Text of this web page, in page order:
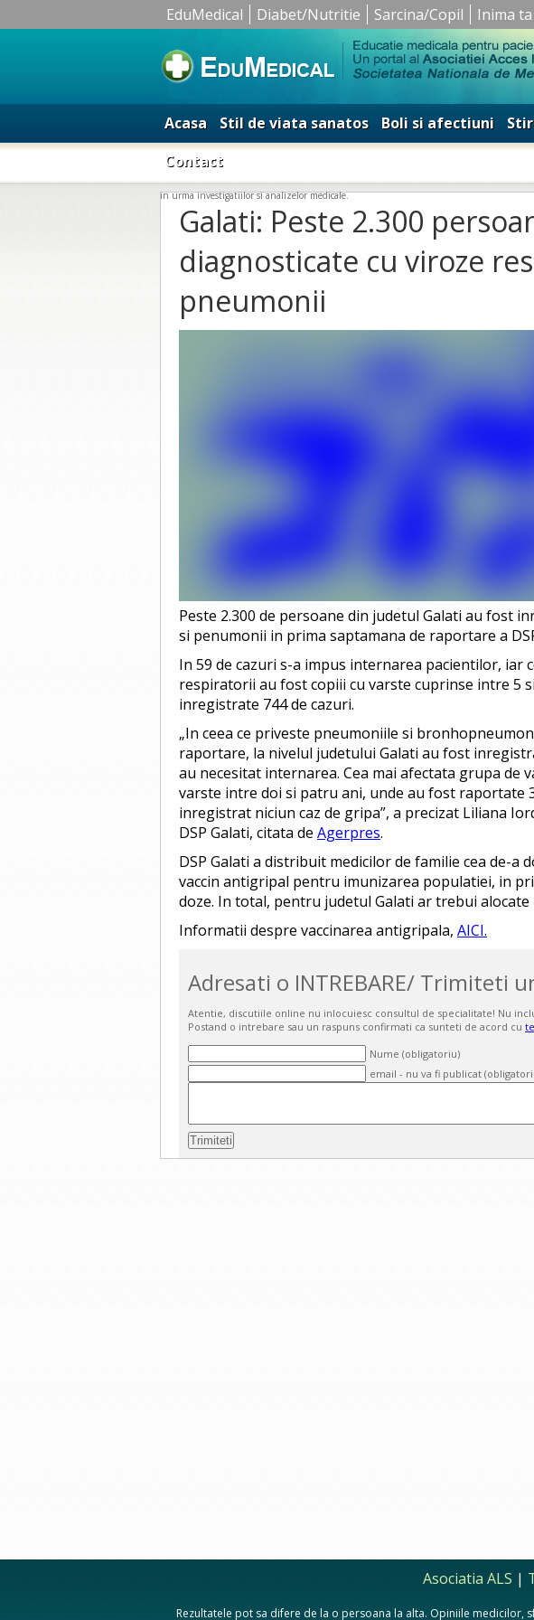
EduMedical Diabet/Nutritie Sarcina/Copil Inima ta
Acasa Stil de viata sanatos Boli si afectiuni
Contact
in urma investigatiilor si analizelor medicale.
Galati: Peste 2.300
diagnosticate cu viroze
pneumonii
Peste 2.300 de persoane din judetul Galati au fost
si penumonii in prima saptamana de raportare a
In 59 de cazuri s-a impus internarea pacientilor, iar
respiratorii au fost copiii cu varste cuprinse intre 5
inregistrate 744 de cazuri.
„In ceea ce priveste pneumoniile si
raportare, la nivelul judetului Galati au fost
au necesitat internarea. Cea mai afectata grupa de
varste intre doi si patru ani, unde au fost raportate
inregistrat niciun caz de gripa”, a precizat Liliana
DSP Galati, citata de Agerpres.
DSP Galati a distribuit medicilor de familie cea de-a
vaccin antigripal pentru imunizarea populatiei, in
doze. In total, pentru judetul Galati ar trebui alocate
Informatii despre vaccinarea antigripala, AICI.
Adresati o INTREBARE/ Trimiteti
Atentie, discutiile online nu inlocuiesc consultul de specialitate! Nu
Postand o intrebare sau un raspuns confirmati ca sunteti de acord cu
Nume (obligatoriu)
email - nu va fi publicat
Asociatia ALS |
Rezultatele pot sa difere de la o persoana la alta. Opiniile